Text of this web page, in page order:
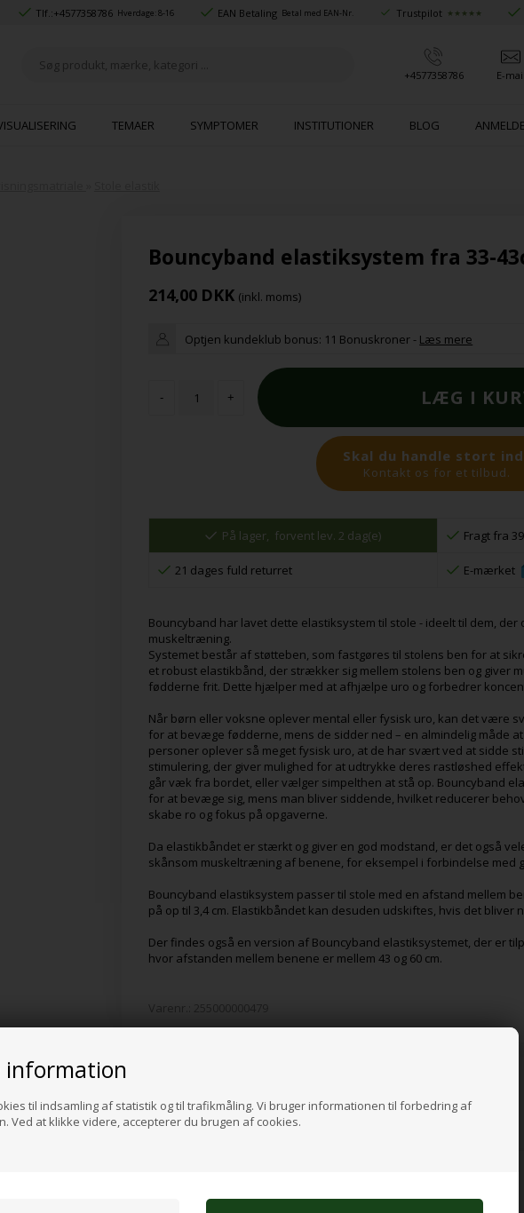
information
til indsamling af statistik og til trafikmåling. Vi bruger informationen til forbedring af
Ved at klikke videre, accepterer du brugen af cookies.
Tlf.:+4577358786 Hverdage: 8-16 EAN Betaling Betal med EAN-Nr. Trustpilot ★★★★★
+4577358786 E-mail
TEMAER SYMPTOMER INSTITUTIONER BLOG
Bouncyband elastiksystem fra 33-
214,00 DKK (inkl. moms)
Optjen kundeklub bonus: 11 Bonuskroner - Læs mere
- +
Skal du handle stort
Kontakt os for et tilbud.
På lager, forvent lev. 2 dag(e) Fragt fra
21 dages fuld returret E-mærket
Bouncyband har lavet dette elastiksystem til stole - ideelt til dem,
muskeltræning.
Systemet består af støtteben, som fastgøres til stolens ben for at
et robust elastikbånd, der strækker sig mellem stolens ben og giver
fødderne frit. Dette hjælper med at afhjælpe uro og forbedrer
Når børn eller voksne oplever mental eller fysisk uro, kan det være
for at bevæge fødderne, mens de sidder ned – en almindelig måde
personer oplever så meget fysisk uro, at de har svært ved at sidde
stimulering, der giver mulighed for at udtrykke deres rastløshed
går væk fra bordet, eller vælger simpelthen at stå op. Bouncyband
for at bevæge sig, mens man bliver siddende, hvilket reducerer
skabe ro og fokus på opgaverne.
Da elastikbåndet er stærkt og giver en god modstand, er det også
skånsom muskeltræning af benene, for eksempel i forbindelse med
Bouncyband elastiksystem passer til stole med en afstand mellem
på op til 3,4 cm. Elastikbåndet kan desuden udskiftes, hvis det bliver
Der findes også en version af Bouncyband elastiksystemet, der er
hvor afstanden mellem benene er mellem 43 og 60 cm.
Varenr.: 255000000479
Alternative produkter